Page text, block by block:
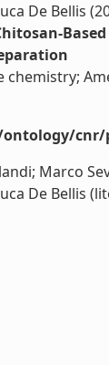
De Bellis
chemistry;
Marco
De Bellis